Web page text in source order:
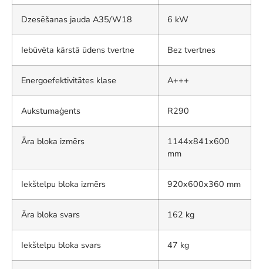
Dzesēšanas jauda A35/W18 6 kW
Iebūvēta kārstā ūdens tvertne Bez tvertnes
Energoefektivitātes klase A+++
Aukstumaģents R290
Āra bloka izmērs
1144x841x600
mm
Iekštelpu bloka izmērs 920x600x360 mm
Āra bloka svars 162 kg
Iekštelpu bloka svars 47 kg